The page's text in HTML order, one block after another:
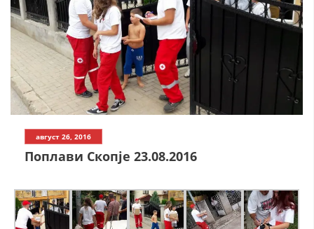
ИСТОРИЈАТ НА ЦКРМ
ИСТОРИЈАТ НА ДВИЖЕЊЕТО
СТРУКТУРА НА ОРГАНИЗАЦИЈАТА
ЧЛЕНСТВО ВО ПРОФЕСИОНАЛНИ ТЕЛА
август 26, 2016
Поплави Скопје 23.08.2016